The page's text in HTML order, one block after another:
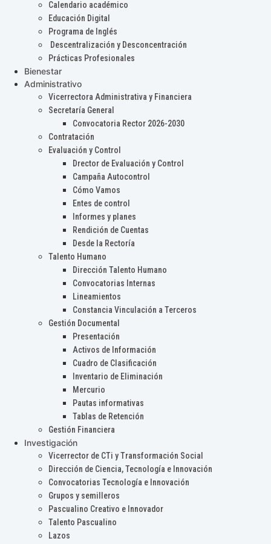
Calendario académico
Educación Digital
Programa de Inglés
Descentralización y Desconcentración
Prácticas Profesionales
Bienestar
Administrativo
Vicerrectora Administrativa y Financiera
Secretaría General
Convocatoria Rector 2026-2030
Contratación
Evaluación y Control
Drector de Evaluación y Control
Campaña Autocontrol
Cómo Vamos
Entes de control
Informes y planes
Rendición de Cuentas
Desde la Rectoría
Talento Humano
Dirección Talento Humano
Convocatorias Internas
Lineamientos
Constancia Vinculación a Terceros
Gestión Documental
Presentación
Activos de Información
Cuadro de Clasificación
Inventario de Eliminación
Mercurio
Pautas informativas
Tablas de Retención
Gestión Financiera
Investigación
Vicerrector de CTi y Transformación Social
Dirección de Ciencia, Tecnología e Innovación
Convocatorias Tecnología e Innovación
Grupos y semilleros
Pascualino Creativo e Innovador
Talento Pascualino
Lazos